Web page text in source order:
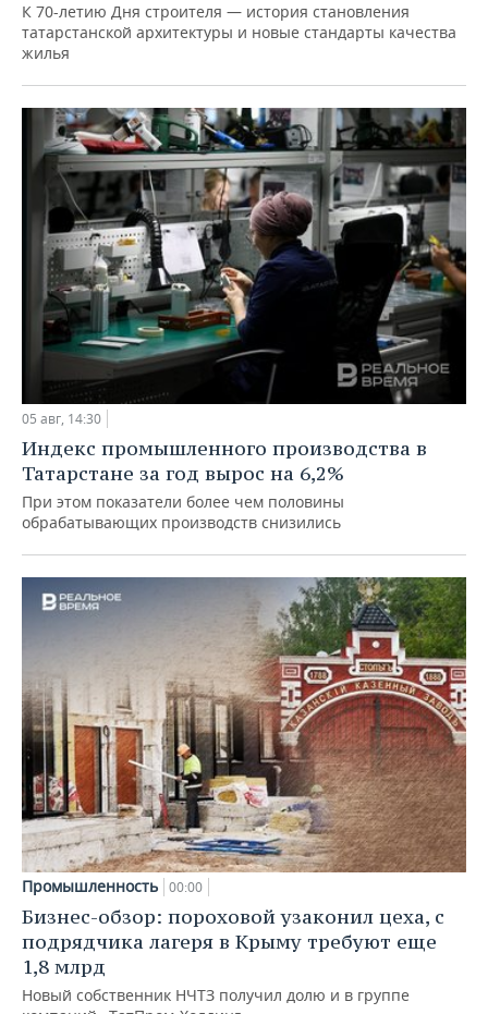
К 70-летию Дня строителя — история становления
татарстанской архитектуры и новые стандарты качества
жилья
05 авг, 14:30
Индекс промышленного производства в
Татарстане за год вырос на 6,2%
При этом показатели более чем половины
обрабатывающих производств снизились
Промышленность 00:00
Бизнес-обзор: пороховой узаконил цеха, с
подрядчика лагеря в Крыму требуют еще
1,8 млрд
Новый собственник НЧТЗ получил долю и в группе